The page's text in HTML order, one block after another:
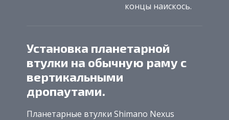
концы наискось.
Установка планетарной
втулки на обычную раму с
вертикальными
дропаутами.
Планетарные втулки Shimano Nexus